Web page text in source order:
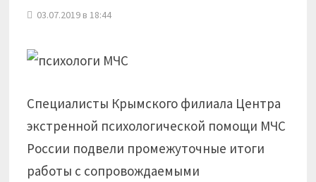
03.07.2019 в 18:44
Специалисты Крымского филиала Центра
экстренной психологической помощи МЧС
России подвели промежуточные итоги
работы с сопровождаемыми